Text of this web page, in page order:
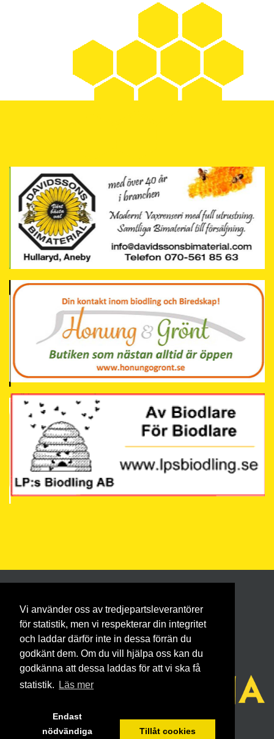
Vi använder oss av tredjepartsleverantörer
för statistik, men vi respekterar din integritet
och laddar därför inte in dessa förrän du
godkänt dem. Om du vill hjälpa oss kan du
godkänna att dessa laddas för att vi ska få
statistik.
Läs mer
Endast
nödvändiga
Tillåt cookies